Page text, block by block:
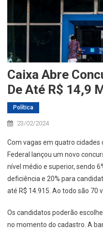
Caixa Abre
De Até R$ 14,9
Política
23/02/2024
Com vagas em quatro cidades
Federal lançou um novo
nível médio e superior, sendo
deficiência e 20% para
até R$ 14.915. Ao todo são 70
Os candidatos poderão
no momento do cadastro. A